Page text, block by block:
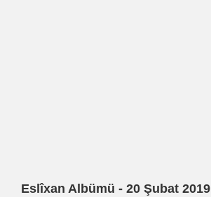
Eslîxan Albümü - 20 Şubat 2019